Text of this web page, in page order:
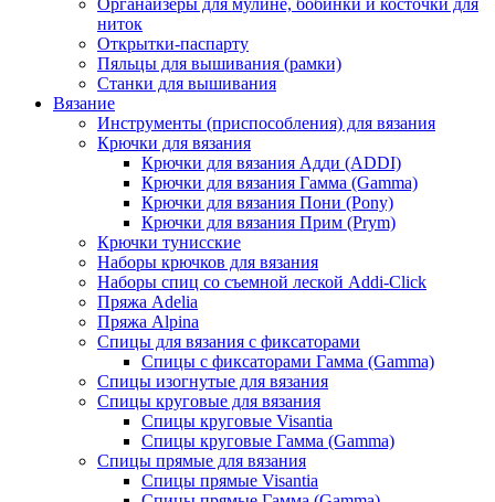
Органайзеры для мулине, бобинки и косточки для
ниток
Открытки-паспарту
Пяльцы для вышивания (рамки)
Станки для вышивания
Вязание
Инструменты (приспособления) для вязания
Крючки для вязания
Крючки для вязания Адди (ADDI)
Крючки для вязания Гамма (Gamma)
Крючки для вязания Пони (Pony)
Крючки для вязания Прим (Prym)
Крючки тунисские
Наборы крючков для вязания
Наборы спиц со съемной леской Addi-Click
Пряжа Adelia
Пряжа Alpina
Спицы для вязания с фиксаторами
Спицы с фиксаторами Гамма (Gamma)
Спицы изогнутые для вязания
Спицы круговые для вязания
Спицы круговые Visantia
Спицы круговые Гамма (Gamma)
Спицы прямые для вязания
Спицы прямые Visantia